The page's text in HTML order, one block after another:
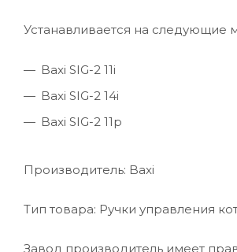
Устанавливается на следующие
Baxi SIG-2 11i
Baxi SIG-2 14i
Baxi SIG-2 11p
Производитель: Baxi
Тип товара: Ручки управления
Завод производитель имеет